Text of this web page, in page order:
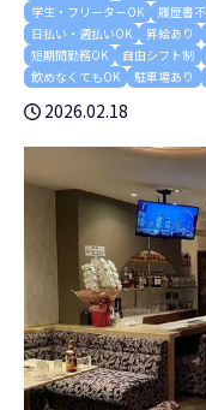
学生・フリーターOK
履歴書
日払い・週払いOK
昇給あり
短期間勤務OK
自由シフト制
飲めなくてもOK
駐車場あり
2026.02.18